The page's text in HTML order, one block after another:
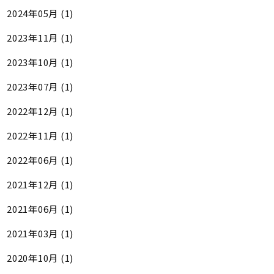
2024年05月 (1)
2023年11月 (1)
2023年10月 (1)
2023年07月 (1)
2022年12月 (1)
2022年11月 (1)
2022年06月 (1)
2021年12月 (1)
2021年06月 (1)
2021年03月 (1)
2020年10月 (1)